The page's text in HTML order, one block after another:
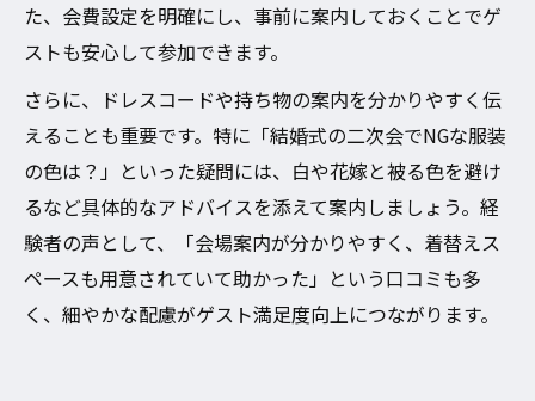
た、会費設定を明確にし、事前に案内しておくことでゲ
ストも安心して参加できます。
さらに、ドレスコードや持ち物の案内を分かりやすく伝
えることも重要です。特に「結婚式の二次会でNGな服装
の色は？」といった疑問には、白や花嫁と被る色を避け
るなど具体的なアドバイスを添えて案内しましょう。経
験者の声として、「会場案内が分かりやすく、着替えス
ペースも用意されていて助かった」という口コミも多
く、細やかな配慮がゲスト満足度向上につながります。